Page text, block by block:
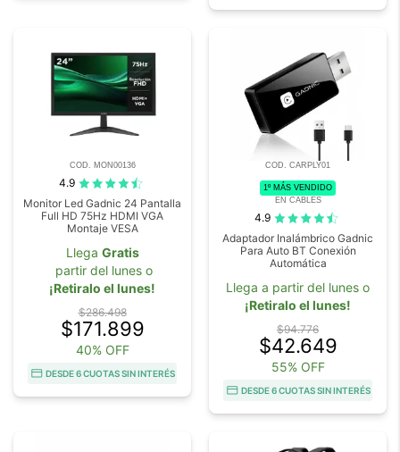
COD. MON00136
4.9
Monitor Led Gadnic 24 Pantalla
Full HD 75Hz HDMI VGA
Montaje VESA
Llega Gratis
partir del lunes o
¡Retiralo el lunes!
$286.498
$171.899
40% OFF
DESDE 6 CUOTAS SIN INTERÉS
COD. CARPLY01
1º MÁS VENDIDO
EN CABLES
4.9
Adaptador Inalámbrico Gadnic
Para Auto BT Conexión
Automática
Llega a partir del lunes o
¡Retiralo el lunes!
$94.776
$42.649
55% OFF
DESDE 6 CUOTAS SIN INTERÉS